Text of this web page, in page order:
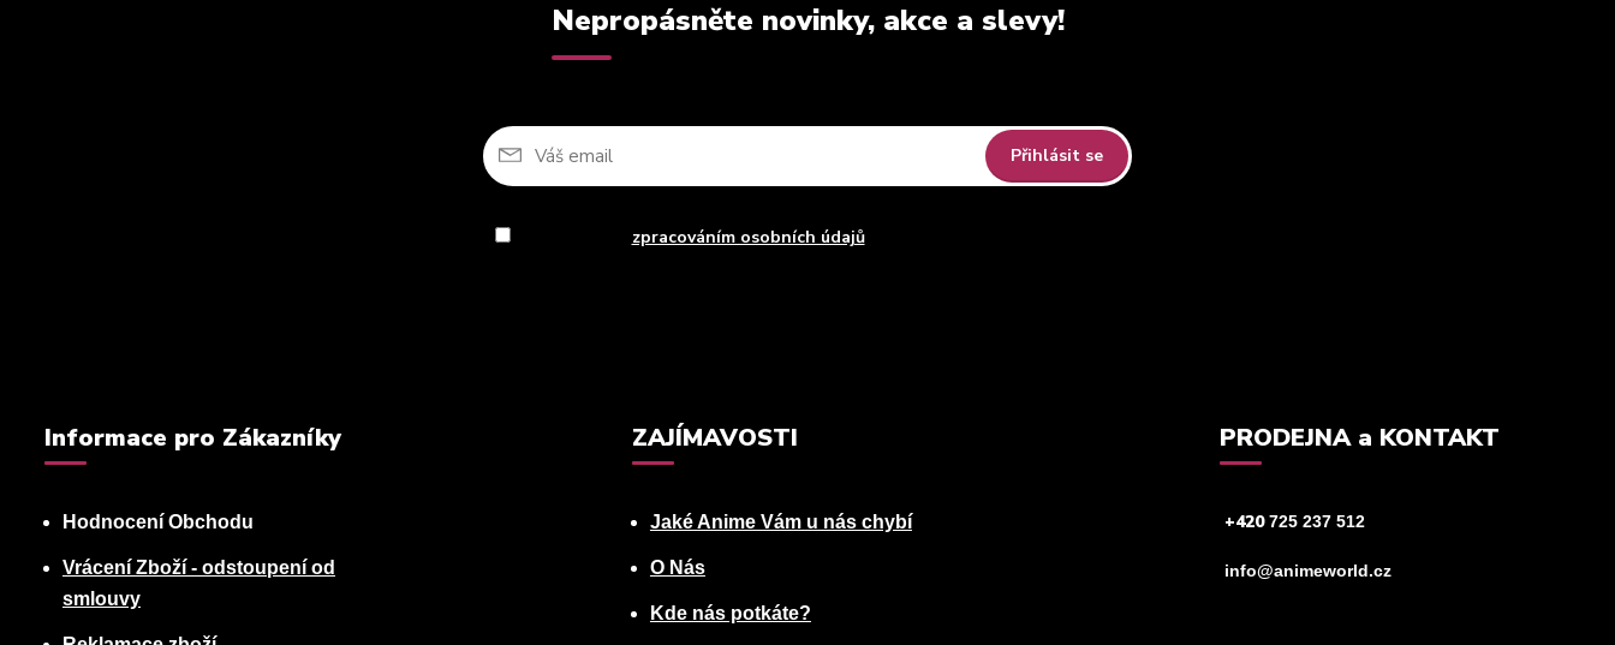
Nepropásněte novinky, akce a slevy!
Přihlásit se
zpracováním osobních údajůza účelem rozesílky newsletteru.
Informace pro Zákazníky
Hodnocení Obchodu
Vrácení Zboží - odstoupení od
smlouvy
ZAJÍMAVOSTI
Jaké Anime Vám u nás chybí
O Nás
Kde nás potkáte?
PRODEJNA a KONTAKT
+420725 237 512
info@animeworld.cz